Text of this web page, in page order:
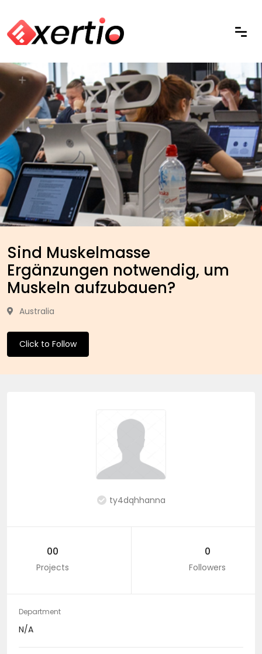
Sind Muskelmasse
Ergänzungen notwendig, um
Muskeln aufzubauen?
Australia
Click to Follow
ty4dqhhanna
00
Projects
0
Followers
Department
N/A